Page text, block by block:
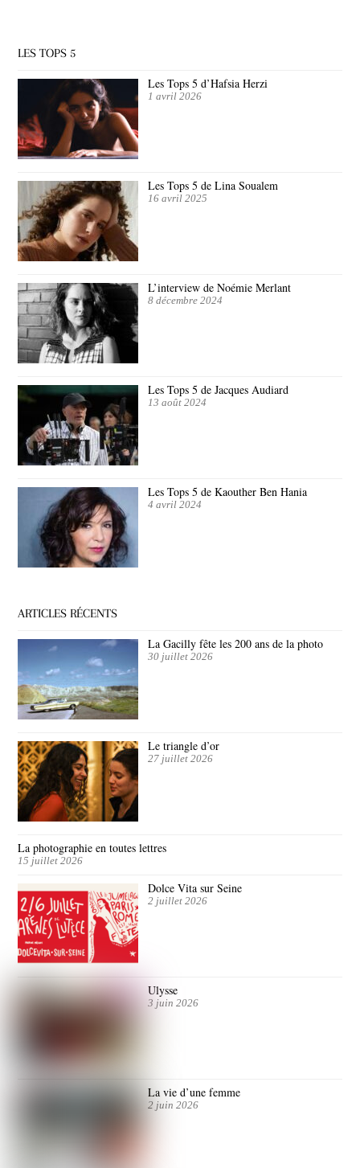
LES TOPS 5
Les Tops 5 d’Hafsia Herzi
1 avril 2026
Les Tops 5 de Lina Soualem
16 avril 2025
L’interview de Noémie Merlant
8 décembre 2024
Les Tops 5 de Jacques Audiard
13 août 2024
Les Tops 5 de Kaouther Ben Hania
4 avril 2024
ARTICLES RÉCENTS
La Gacilly fête les 200 ans de la photo
30 juillet 2026
Le triangle d’or
27 juillet 2026
La photographie en toutes lettres
15 juillet 2026
Dolce Vita sur Seine
2 juillet 2026
Ulysse
3 juin 2026
La vie d’une femme
2 juin 2026